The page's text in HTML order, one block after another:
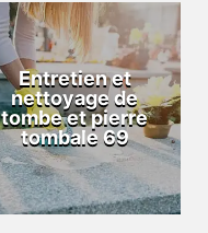
Entretien et
nettoyage de
tombe et pierre
tombale 69